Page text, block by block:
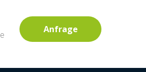
Anfrage